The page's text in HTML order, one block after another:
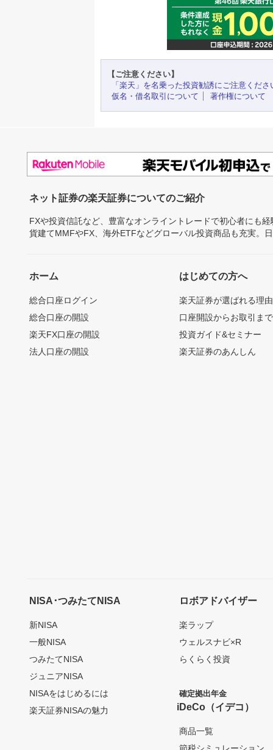
【ご注意ください】
「楽天」を名乗った投資勧誘にご注意くださ
仮名・借名取引について
著作権について
ネット証券の楽天証券についてのご紹介
FXや投資信託など、豊富なオンライントレードで初心者にも
貨建てMMFやFX、海外ETFなどグローバル投資商品も充実。
ホーム
総合口座ログイン
総合口座の開設
楽天FX口座の開設
法人口座の開設
はじめての方へ
楽天証券が選ばれる理由
口座開設からお取引ま
投資ガイド&セミナー
楽天証券のあんしん
NISA･つみたてNISA
新NISA
一般NISA
つみたてNISA
ジュニアNISA
NISAをはじめるには
楽天証券NISAの魅力
ロボアドバイザー
楽ラップ
ウェルスナビ×R
らくらく投資
確定拠出年金
iDeCo（イデコ）
商品一覧